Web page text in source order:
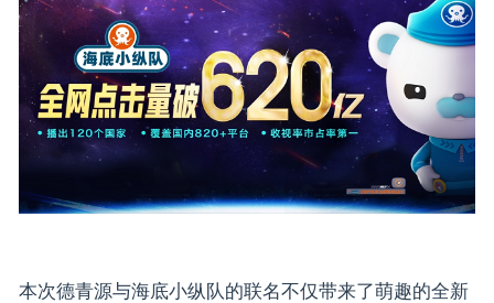
本次德青源与海底小纵队的联名不仅带来了萌趣的全新